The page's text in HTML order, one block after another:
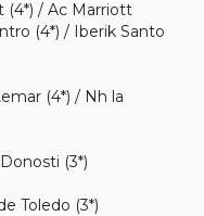
(4*) / Ac Marriott
(4*) / Iberik Santo
(4*) / Nh la
(3*)
Toledo (3*)